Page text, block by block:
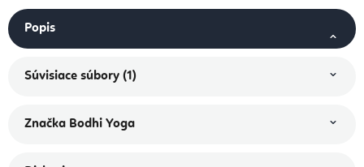
Popis
Súvisiace súbory (1)
Značka Bodhi Yoga